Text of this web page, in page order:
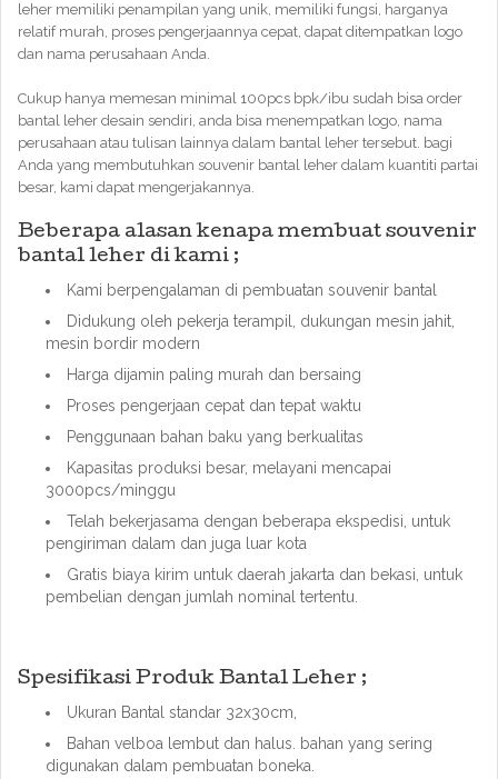
leher memiliki penampilan yang unik, memiliki fungsi, harganya
relatif murah, proses pengerjaannya cepat, dapat ditempatkan logo
dan nama perusahaan Anda.
Cukup hanya memesan minimal 100pcs bpk/ibu sudah bisa order
bantal leher desain sendiri, anda bisa menempatkan logo, nama
perusahaan atau tulisan lainnya dalam bantal leher tersebut. bagi
Anda yang membutuhkan souvenir bantal leher dalam kuantiti partai
besar, kami dapat mengerjakannya.
Beberapa alasan kenapa membuat souvenir
bantal leher di kami ;
Kami berpengalaman di pembuatan souvenir bantal
Didukung oleh pekerja terampil, dukungan mesin jahit,
mesin bordir modern
Harga dijamin paling murah dan bersaing
Proses pengerjaan cepat dan tepat waktu
Penggunaan bahan baku yang berkualitas
Kapasitas produksi besar, melayani mencapai
3000pcs/minggu
Telah bekerjasama dengan beberapa ekspedisi, untuk
pengiriman dalam dan juga luar kota
Gratis biaya kirim untuk daerah jakarta dan bekasi, untuk
pembelian dengan jumlah nominal tertentu.
Spesifikasi Produk Bantal Leher ;
Ukuran Bantal standar 32x30cm,
Bahan velboa lembut dan halus. bahan yang sering
digunakan dalam pembuatan boneka.